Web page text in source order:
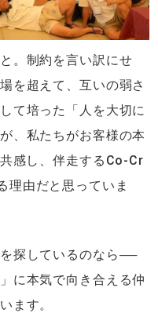
。制約を言い訳にせ
を超えて、互いの弱さ
て培った「人を大切に
、私たちがお客様の本
感し、伴走するCo-Cr
由だと思っていま
探しているのなら──
に本気で向き合える仲
ます。